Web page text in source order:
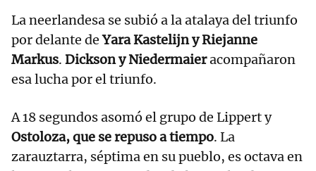
La neerlandesa se subió a la atalaya del triunfo
por delante deYara Kastelijn y Riejanne
Markus. Dickson y Niedermaieracompañaron
esa lucha por el triunfo.
A 18 segundos asomó el grupo de Lippert y
Ostoloza, que se repuso a tiempo. La
zarauztarra, séptima en su pueblo, es octava en